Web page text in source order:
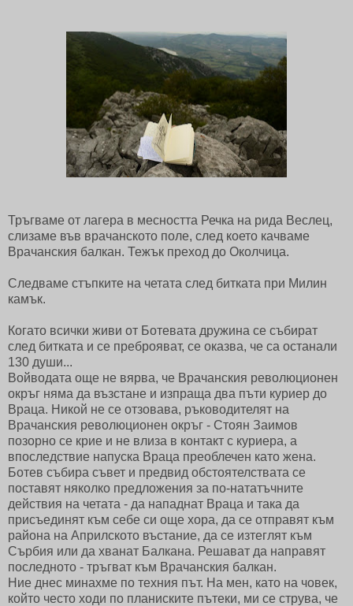
Тръгваме от лагера в месността Речка на рида Веслец,
слизаме във врачанското поле, след което качваме
Врачанския балкан. Тежък преход до Околчица.
Следваме стъпките на четата след битката при Милин
камък.
Когато всички живи от Ботевата дружина се събират
след битката и се преброяват, се оказва, че са останали
130 души...
Войводата още не вярва, че Врачанския революционен
окръг няма да възстане и изпраща два пъти куриер до
Враца. Никой не се отзовава, ръководителят на
Врачанския революционен окръг - Стоян Заимов
позорно се крие и не влиза в контакт с куриера, а
впоследствие напуска Враца преоблечен като жена.
Ботев събира съвет и предвид обстоятелствата се
поставят няколко предложения за по-нататъчните
действия на четата - да нападнат Враца и така да
присъединят към себе си още хора, да се отправят към
района на Априлското въстание, да се изтеглят към
Сърбия или да хванат Балкана. Решават да направят
последното - тръгват към Врачанския балкан.
Ние днес минахме по техния път. На мен, като на човек,
който често ходи по планиските пътеки, ми се струва, че